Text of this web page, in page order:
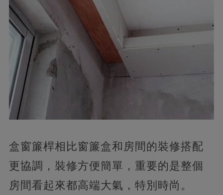
盒窗簾桿相比窗簾盒和房間的裝修搭配
更協調，裝修方便簡單，重要的是整個
房間看起來都高端大氣，特別時尚。